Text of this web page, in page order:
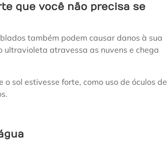
que você não precisa se
também podem causar danos à sua
atravessa as nuvens e chega
sol estivesse forte, como uso de óculos de